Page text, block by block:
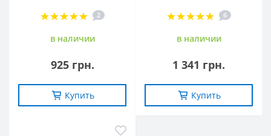
2
в наличии
925 грн.
Купить
6
в наличии
1 341 грн.
Купить